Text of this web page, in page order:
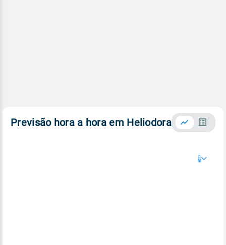
Previsão hora a hora em Heliodora